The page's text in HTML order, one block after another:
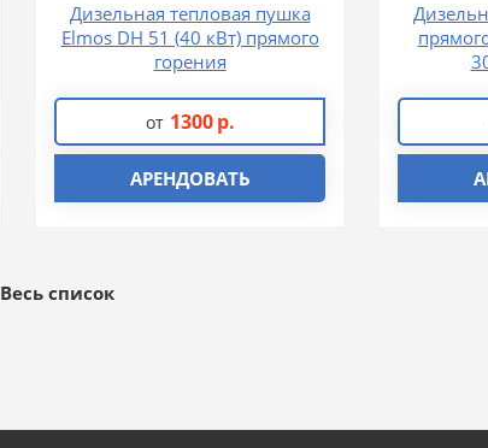
Дизельная тепловая пушка
Elmos DH 51 (40 кВт) прямого
горения
от 1300 р.
АРЕНДОВАТЬ
Весь список